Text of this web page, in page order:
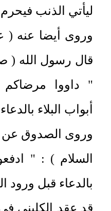
ليأتي الذنب فيحرم
وروى أيضا عنه (
قال رسول الله (
" داووا مرضاكم
أبواب البلاء
وروى الصدوق عن
السلام ) : "
بالدعاء قبل ورود
قد عقد الكليني